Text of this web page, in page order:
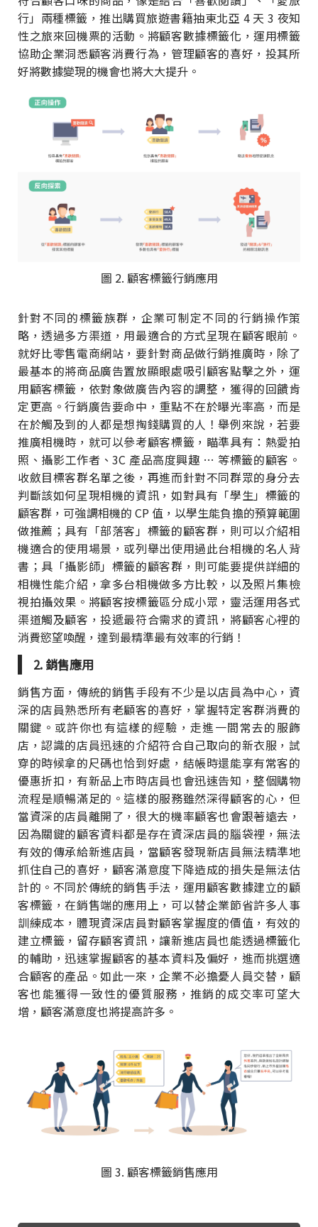
行」兩種標籤，推出購買旅遊書籍抽東北亞 4 天 3 夜知
性之旅來回機票的活動。將顧客數據標籤化，運用標籤
協助企業洞悉顧客消費行為，管理顧客的喜好，投其所
好將數據變現的機會也將大大提升。
圖 2. 顧客標籤行銷應用
針對不同的標籤族群，企業可制定不同的行銷操作策
略，透過多方渠道，用最適合的方式呈現在顧客眼前。
就好比零售電商網站，要針對商品做行銷推廣時，除了
最基本的將商品廣告置放顯眼處吸引顧客點擊之外，運
用顧客標籤，依對象做廣告內容的調整，獲得的回饋肯
定更高。行銷廣告要命中，重點不在於曝光率高，而是
在於觸及到的人都是想掏錢購買的人！舉例來說，若要
推廣相機時，就可以參考顧客標籤，瞄準具有：熱愛拍
照、攝影工作者、3C 產品高度興趣 … 等標籤的顧客。
收斂目標客群名單之後，再進而針對不同群眾的身分去
判斷該如何呈現相機的資訊，如對具有「學生」標籤的
顧客群，可強調相機的 CP 值，以學生能負擔的預算範圍
做推薦；具有「部落客」標籤的顧客群，則可以介紹相
機適合的使用場景，或列舉出使用過此台相機的名人背
書；具「攝影師」標籤的顧客群，則可能要提供詳細的
相機性能介紹，拿多台相機做多方比較，以及照片集檢
視拍攝效果。將顧客按標籤區分成小眾，靈活運用各式
渠道觸及顧客，投遞最符合需求的資訊，將顧客心裡的
消費慾望喚醒，達到最精準最有效率的行銷！
2. 銷售應用
銷售方面，傳統的銷售手段有不少是以店員為中心，資
深的店員熟悉所有老顧客的喜好，掌握特定客群消費的
關鍵。或許你也有這樣的經驗，走進一間常去的服飾
店，認識的店員迅速的介紹符合自己取向的新衣服，試
穿的時候拿的尺碼也恰到好處，結帳時還能享有常客的
優惠折扣，有新品上市時店員也會迅速告知，整個購物
流程是順暢滿足的。這樣的服務雖然深得顧客的心，但
當資深的店員離開了，很大的機率顧客也會跟著遠去，
因為關鍵的顧客資料都是存在資深店員的腦袋裡，無法
有效的傳承給新進店員，當顧客發現新店員無法精準地
抓住自己的喜好，顧客滿意度下降造成的損失是無法估
計的。不同於傳統的銷售手法，運用顧客數據建立的顧
客標籤，在銷售端的應用上，可以替企業節省許多人事
訓練成本，體現資深店員對顧客掌握度的價值，有效的
建立標籤，留存顧客資訊，讓新進店員也能透過標籤化
的輔助，迅速掌握顧客的基本資料及偏好，進而挑選適
合顧客的產品。如此一來，企業不必擔憂人員交替，顧
客也能獲得一致性的優質服務，推銷的成交率可望大
增，顧客滿意度也將提高許多。
圖 3. 顧客標籤銷售應用